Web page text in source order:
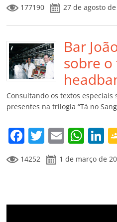
c
e
b
o
o
k
itt
er
ai
l
at
s
A
p
p
k
e
n
177190 27 de agosto de
Bar
sobre
Consultando os textos especiais
presentes na trilogia “Tá no
F
a
c
b
T
w
itt
E
m
ai
W
at
A
Li
n
k
14252 1 de março de